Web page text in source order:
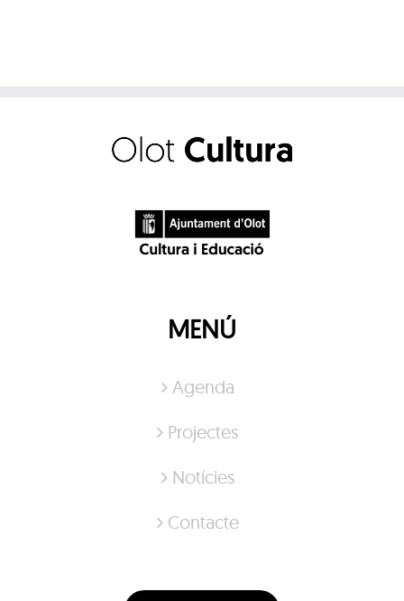
MENÚ
Agenda
Projectes
Notícies
Contacte